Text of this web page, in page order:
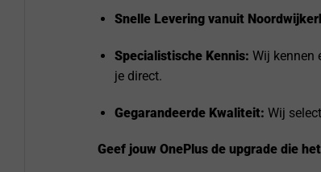
Snelle Levering vanuit
Specialistische Kennis: Wij kennen
je direct.
Gegarandeerde Kwaliteit: Wij
Geef jouw OnePlus de upgrade die